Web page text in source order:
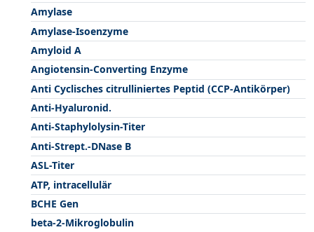
Amylase
Amylase-Isoenzyme
Amyloid A
Angiotensin-Converting Enzyme
Anti Cyclisches citrulliniertes Peptid (CCP-Antikörper)
Anti-Hyaluronid.
Anti-Staphylolysin-Titer
Anti-Strept.-DNase B
ASL-Titer
ATP, intracellulär
BCHE Gen
beta-2-Mikroglobulin